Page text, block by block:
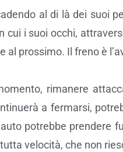
al di là dei suoi
cui i suoi occhi,
al prossimo. Il freno è
rimanere
a fermarsi,
potrebbe
velocità, che non